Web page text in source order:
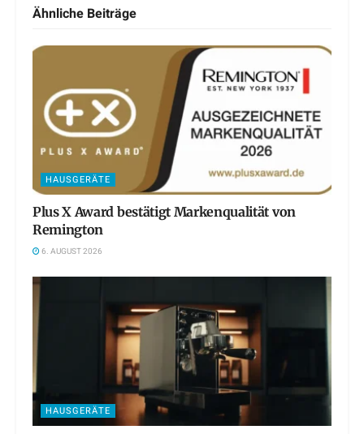
Ähnliche Beiträge
HAUSGERÄTE
Plus X Award bestätigt Markenqualität von
Remington
6. AUGUST 2026
HAUSGERÄTE